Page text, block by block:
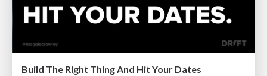
Build The Right Thing And Hit Your Dates